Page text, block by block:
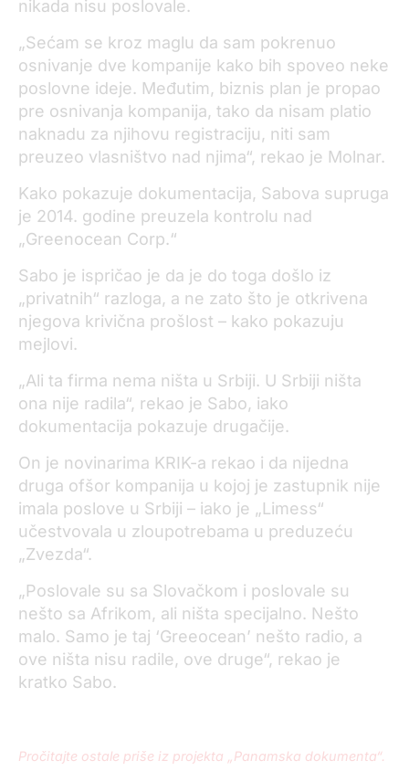
nikada nisu poslovale.
„Sećam se kroz maglu da sam pokrenuo
osnivanje dve kompanije kako bih spoveo neke
poslovne ideje. Međutim, biznis plan je propao
pre osnivanja kompanija, tako da nisam platio
naknadu za njihovu registraciju, niti sam
preuzeo vlasništvo nad njima“, rekao je Molnar.
Kako pokazuje dokumentacija, Sabova supruga
je 2014. godine preuzela kontrolu nad
„Greenocean Corp.“
Sabo je ispričao je da je do toga došlo iz
„privatnih“ razloga, a ne zato što je otkrivena
njegova krivična prošlost – kako pokazuju
mejlovi.
„Ali ta firma nema ništa u Srbiji. U Srbiji ništa
ona nije radila“, rekao je Sabo, iako
dokumentacija pokazuje drugačije.
On je novinarima KRIK-a rekao i da nijedna
druga ofšor kompanija u kojoj je zastupnik nije
imala poslove u Srbiji – iako je „Limess“
učestvovala u zloupotrebama u preduzeću
„Zvezda“.
„Poslovale su sa Slovačkom i poslovale su
nešto sa Afrikom, ali ništa specijalno. Nešto
malo. Samo je taj ‘Greeocean’ nešto radio, a
ove ništa nisu radile, ove druge“, rekao je
kratko Sabo.
Pročitajte ostale priše iz projekta „Panamska dokumenta“.